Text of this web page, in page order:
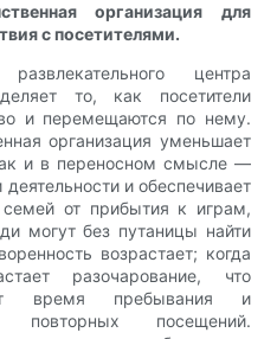
организация для
с посетителями.
центра
то, как посетители
и перемещаются по нему.
организация уменьшает
и в переносном смысле —
и обеспечивает
семей от прибытия к играм,
могут без путаницы найти
возрастает; когда
разочарование, что
время пребывания и
повторных посещений.